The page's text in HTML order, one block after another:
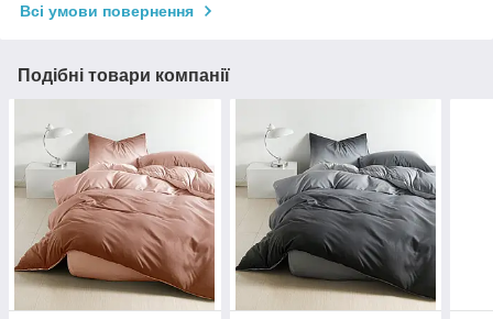
Всі умови повернення
Подібні товари компанії